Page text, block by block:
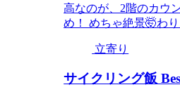
高なのが、2階のカウ
め！ めちゃ絶景🤯わ
立寄り
サイクリング飯